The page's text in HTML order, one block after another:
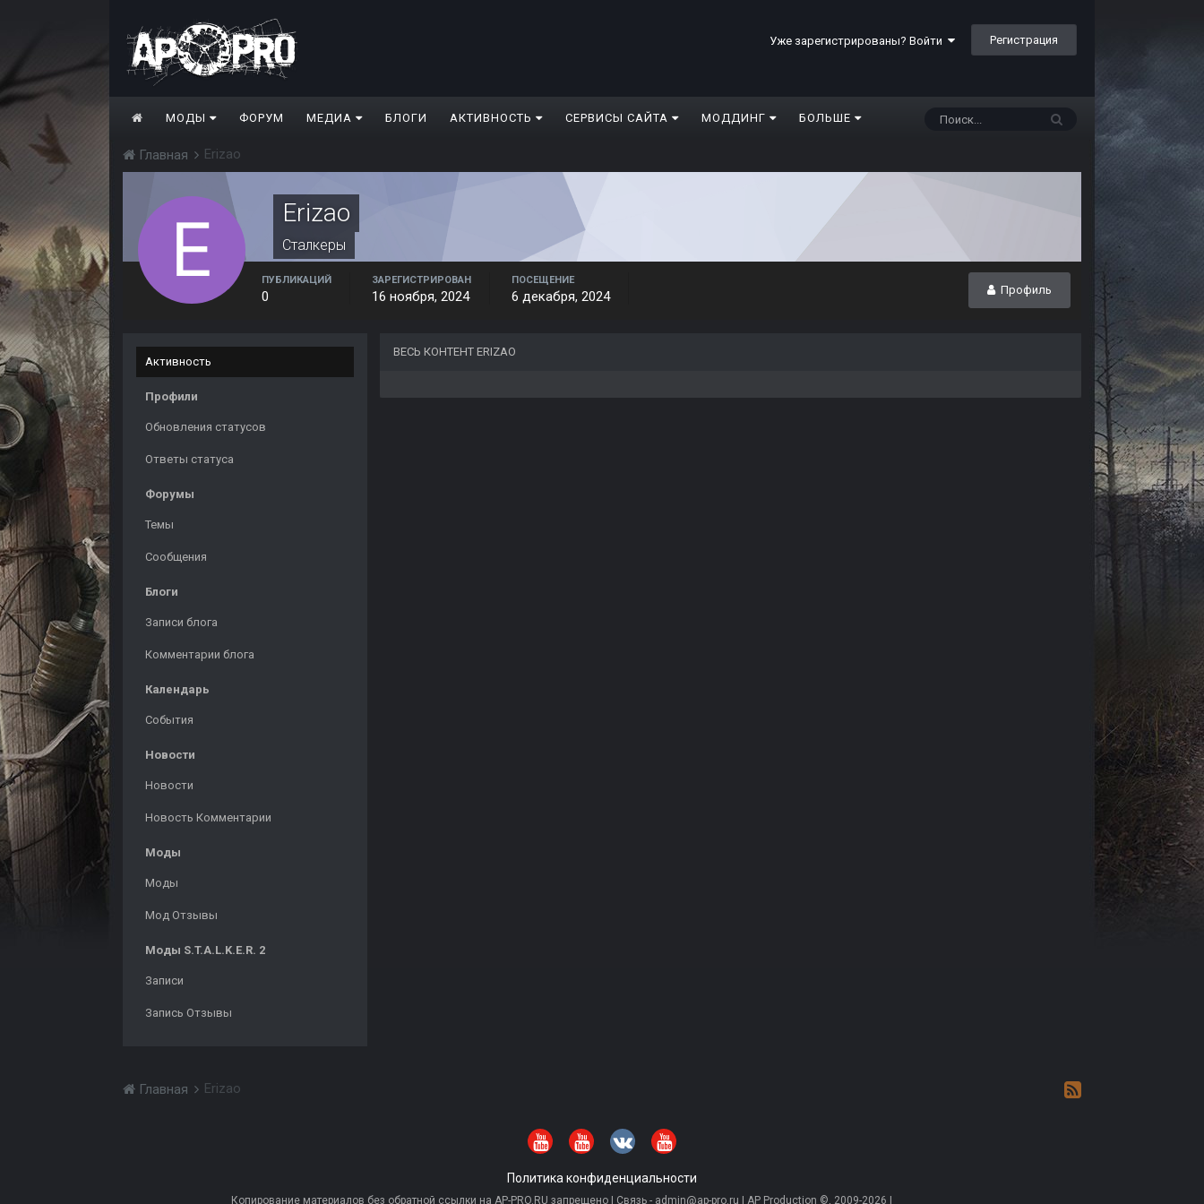
Уже зарегистрированы? Войти Регистрация
МОДЫ ФОРУМ МЕДИА БЛОГИ АКТИВНОСТЬ СЕРВИСЫ САЙТА МОДДИНГ БОЛЬШЕ
Главная Erizao
Erizao
Сталкеры
Профиль
ПУБЛИКАЦИЙ
0
ЗАРЕГИСТРИРОВАН
16 ноября, 2024
ПОСЕЩЕНИЕ
6 декабря, 2024
Активность
Профили
Обновления статусов
Ответы статуса
Форумы
Темы
Сообщения
Блоги
Записи блога
Комментарии блога
Календарь
События
Новости
Новости
Новость Комментарии
Моды
Моды
Мод Отзывы
Моды S.T.A.L.K.E.R. 2
Записи
Запись Отзывы
ВЕСЬ КОНТЕНТ ERIZAO
Главная Erizao
Политика конфиденциальности
Копирование материалов без обратной ссылки на AP-PRO.RU запрещено | Связь - admin@ap-pro.ru | AP Production ©, 2009-2026 |